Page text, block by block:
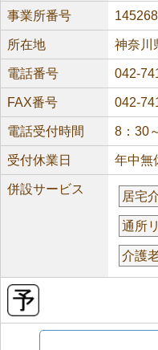
事業所番号
所在地 神奈川
電話番号 042-
FAX番号 042-
電話受付時間 8：30
受付休業日 年中無
併設サービス
居宅
通所
介護